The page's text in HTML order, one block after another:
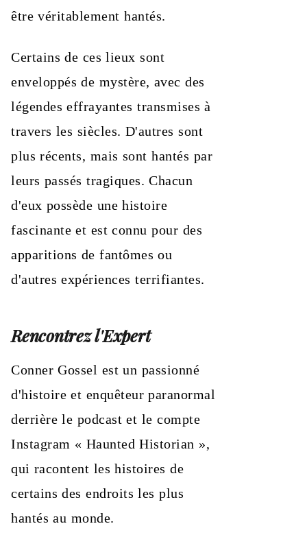
être véritablement hantés.
Certains de ces lieux sont
enveloppés de mystère, avec des
légendes effrayantes transmises à
travers les siècles. D'autres sont
plus récents, mais sont hantés par
leurs passés tragiques. Chacun
d'eux possède une histoire
fascinante et est connu pour des
apparitions de fantômes ou
d'autres expériences terrifiantes.
Rencontrez l'Expert
Conner Gossel est un passionné
d'histoire et enquêteur paranormal
derrière le podcast et le compte
Instagram « Haunted Historian »,
qui racontent les histoires de
certains des endroits les plus
hantés au monde.